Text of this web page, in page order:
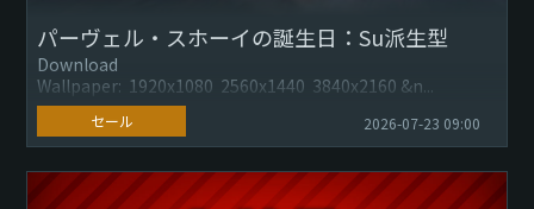
パーヴェル・スホーイの誕生日：Su派生型
Download
Wallpaper: 1920x1080 2560x1440 3840x2160 &n...
セール 2026-07-23 09:00